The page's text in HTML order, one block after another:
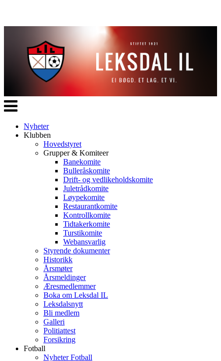
Veksle
navigasjon
Nyheter
Klubben
Hovedstyret
Grupper & Komiteer
Banekomite
Bulleråskomite
Drift- og vedlikeholdskomite
Juletrådkomite
Løypekomite
Restaurantkomite
Kontrollkomite
Tidtakerkomite
Turstikomite
Webansvarlig
Styrende dokumenter
Historikk
Årsmøter
Årsmeldinger
Æresmedlemmer
Boka om Leksdal IL
Leksdalsnytt
Bli medlem
Galleri
Politiattest
Forsikring
Fotball
Nyheter Fotball